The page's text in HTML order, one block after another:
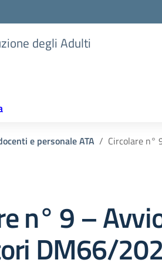
degli Adulti
e personale ATA Circolare n°
n° 9 –
DM66/